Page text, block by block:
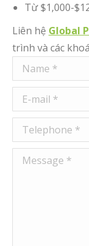
Từ $1,000-
Liên hệ Global
trình và các
Name *
E-mail *
Telephone *
Message *